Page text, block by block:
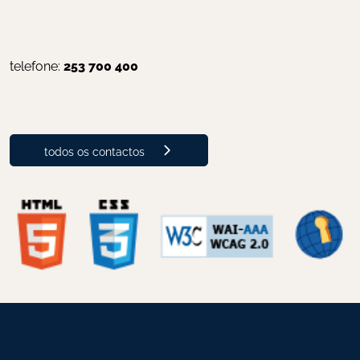
telefone: 253 700 400
todos os contactos